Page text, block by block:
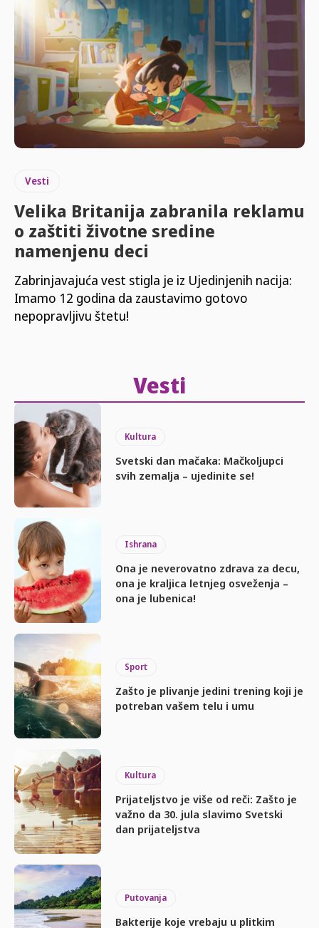
Vesti
Velika Britanija zabranila reklamu
o zaštiti životne sredine
namenjenu deci
Zabrinjavajuća vest stigla je iz Ujedinjenih nacija:
Imamo 12 godina da zaustavimo gotovo
nepopravljivu štetu!
Vesti
Kultura
Svetski dan mačaka: Mačkoljupci
svih zemalja – ujedinite se!
Ishrana
Ona je neverovatno zdrava za decu,
ona je kraljica letnjeg osveženja –
ona je lubenica!
Sport
Zašto je plivanje jedini trening koji je
potreban vašem telu i umu
Kultura
Prijateljstvo je više od reči: Zašto je
važno da 30. jula slavimo Svetski
dan prijateljstva
Putovanja
Bakterije koje vrebaju u plitkim